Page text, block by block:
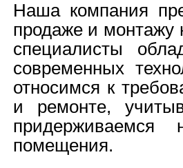
Наша компания
продаже и монтажу
специалисты
современных
относимся к
и ремонте,
помещения.